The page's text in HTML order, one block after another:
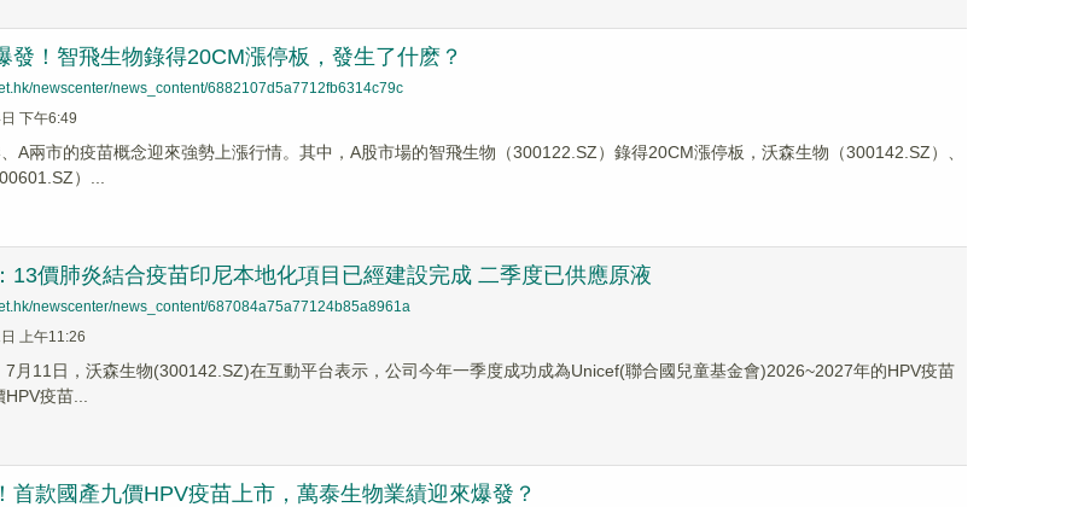
發！智飛生物錄得20CM漲停板，發生了什麽？
newscenter/news_content/6882107d5a7712fb6314c79c
下午6:49
A兩市的疫苗概念迎來強勢上漲行情。其中，A股市場的智飛生物（300122.SZ）錄得20CM漲停板，沃森生物（300142.SZ）、
）...
13價肺炎結合疫苗印尼本地化項目已經建設完成 二季度已供應原液
newscenter/news_content/687084a75a77124b85a8961a
上午11:26
7月11日，沃森生物(300142.SZ)在互動平台表示，公司今年一季度成功成為Unicef(聯合國兒童基金會)2026~2027年的HPV疫苗
疫苗...
首款國產九價HPV疫苗上市，萬泰生物業績迎來爆發？